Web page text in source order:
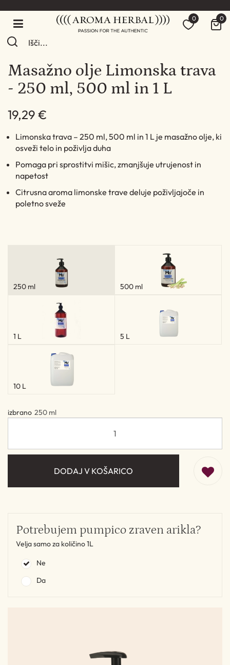
0 0
Masažno olje Limonska trava
- 250 ml, 500 ml in 1 L
19,29 €
Limonska trava – 250 ml, 500 ml in 1 L je masažno olje, ki
osveži telo in poživlja duha
Pomaga pri sprostitvi mišic, zmanjšuje utrujenost in
napetost
Citrusna aroma limonske trave deluje poživljajoče in
poletno sveže
250 ml 500 ml
1 L 5 L
10 L
izbrano 250 ml
DODAJ V KOŠARICO
Potrebujem pumpico zraven arikla?
Velja samo za količino 1L
Ne
Da